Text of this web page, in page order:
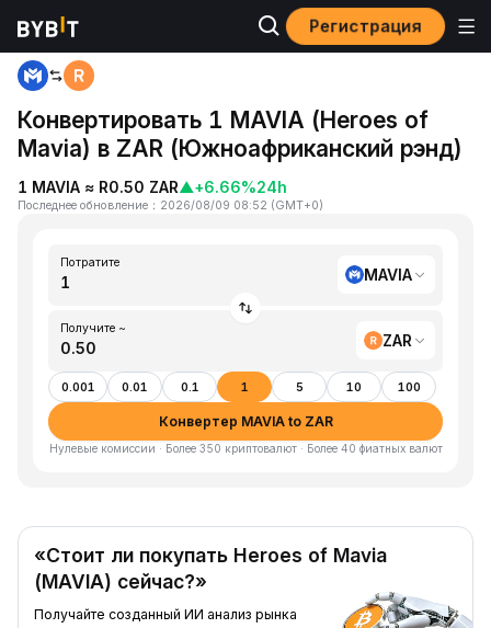
Регистрация
Главная
Конвертировать 1 MAVIA (Heroes of
Mavia) в ZAR (Южноафриканский рэнд)
1 MAVIA ≈ R0.50 ZAR▲+6.66%24h
Последнее обновление ： 2026/08/09 08:52 (GMT+0)
Потратите
MAVIA
Получите ~
ZAR
0.001 0.01 0.1 1 5 10 100
Конвертер MAVIA to ZAR
Нулевые комиссии · Более 350 криптовалют · Более 40 фиатных валют
«Стоит ли покупать Heroes of Mavia
(MAVIA) сейчас?»
Получайте созданный ИИ анализ рынка